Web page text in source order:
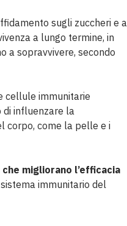
sugli zuccheri e a
a lungo termine, in
a sopravvivere, secondo
cellule immunitarie
di influenzare la
corpo, come la pelle e i
migliorano l’efficacia
immunitario del